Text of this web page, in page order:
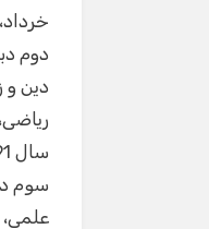
خرداد
دوم
دین و
ریاضی
سال 1391
سوم
علمی